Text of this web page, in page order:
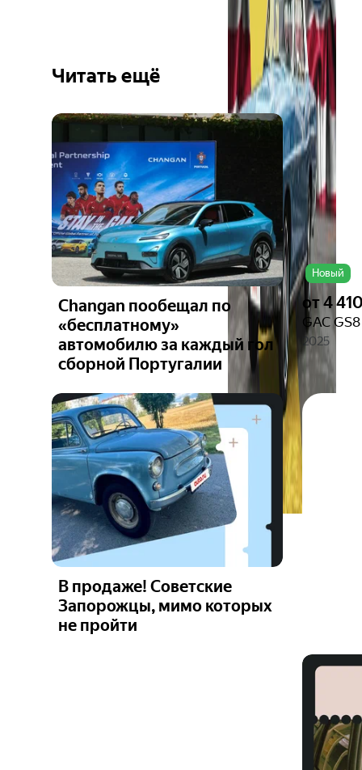
Читать ещё
Changan пообещал по
«бесплатному»
автомобилю за каждый гол
сборной Португалии
Новый
Ещё 2
фото
от4
GAC
2025
В продаже! Советские
Запорожцы, мимо которых
не пройти